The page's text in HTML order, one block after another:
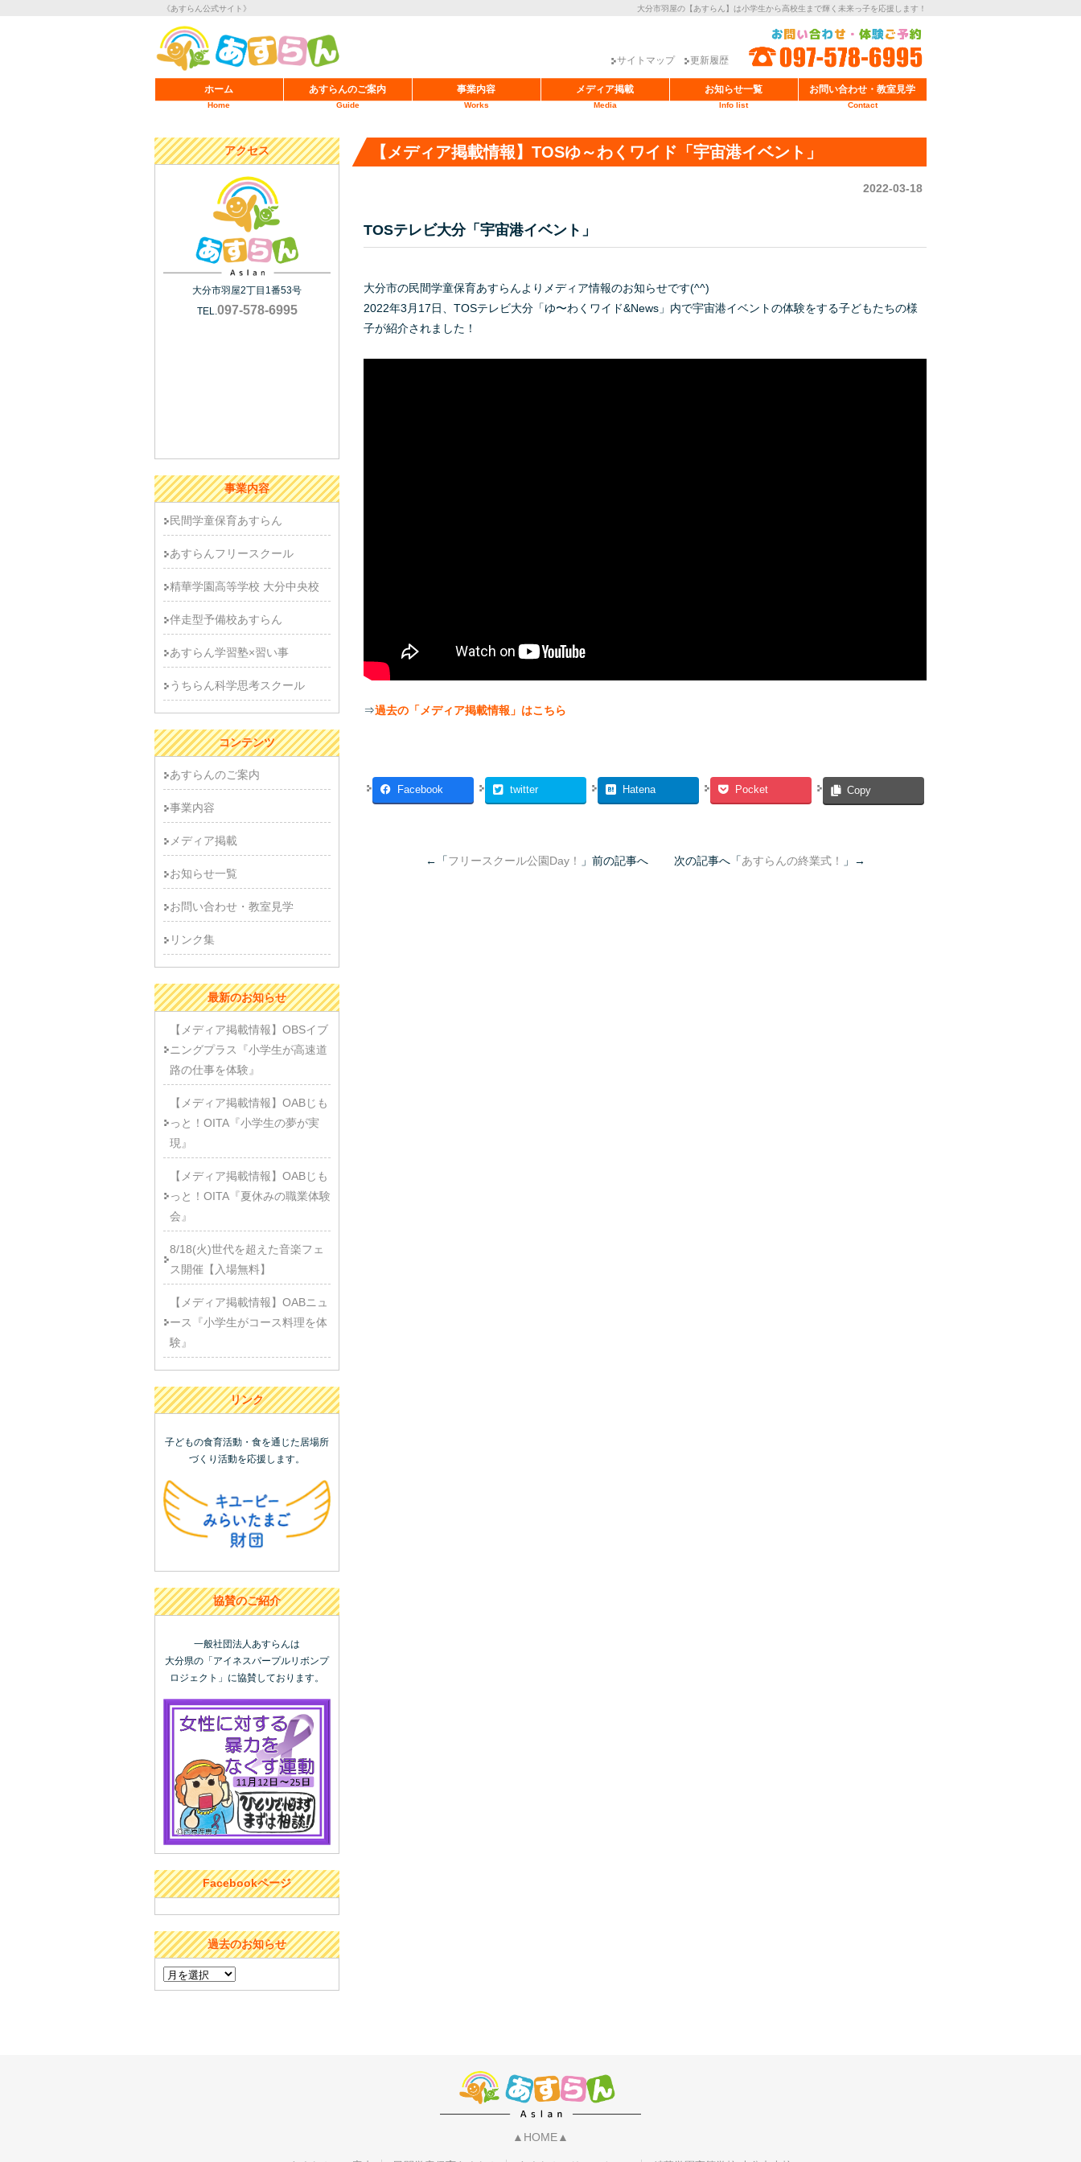
《あすらん公式サイト》 大分市羽屋の【あすらん】は小学生から高校生まで輝く未来っ子を応援します！
サイトマップ 更新履歴
ホーム
Home
あすらんのご案内
Guide
事業内容
Works
メディア掲載
Media
お知らせ一覧
Info list
お問い合わせ・教室見学
Contact
【メディア掲載情報】TOSゆ～わくワイド「宇宙港イベント」
2022-03-18
TOSテレビ大分「宇宙港イベント」
大分市の民間学童保育あすらんよりメディア情報のお知らせです(^^)
2022年3月17日、TOSテレビ大分「ゆ〜わくワイド&News」内で宇宙港イベントの体験をする子どもたちの様
子が紹介されました！
⇒過去の「メディア掲載情報」はこちら
Facebook twitter Hatena Pocket Copy
←「フリースクール公園Day！ 」前の記事へ 次の記事へ「あすらんの終業式！ 」→
アクセス
大分市羽屋2丁目1番53号
TEL. 097-578-6995
事業内容
民間学童保育あすらん
あすらんフリースクール
精華学園高等学校 大分中央校
伴走型予備校あすらん
あすらん学習塾×習い事
うちらん科学思考スクール
コンテンツ
あすらんのご案内
事業内容
メディア掲載
お知らせ一覧
お問い合わせ・教室見学
リンク集
最新のお知らせ
【メディア掲載情報】OBSイブ
ニングプラス『小学生が高速道
路の仕事を体験』
【メディア掲載情報】OABじも
っと！OITA『小学生の夢が実
現』
【メディア掲載情報】OABじも
っと！OITA『夏休みの職業体験
会』
8/18(火)世代を超えた音楽フェ
ス開催【入場無料】
【メディア掲載情報】OABニュ
ース『小学生がコース料理を体
験』
リンク
子どもの食育活動・食を通じた居場所
づくり活動を応援します。
協賛のご紹介
一般社団法人あすらんは
大分県の「アイネスパープルリボンプ
ロジェクト」に協賛しております。
Facebookページ
過去のお知らせ
過
▲HOME▲